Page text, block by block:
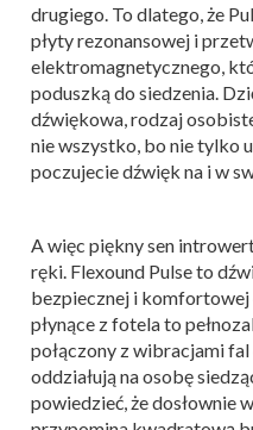
drugiego. To dlatego, że
płyty rezonansowej i
elektromagnetycznego,
poduszką do siedzenia.
dźwiękowa, rodzaj
nie wszystko, bo nie tylko
poczujecie dźwięk na i w
A więc piękny sen
ręki. Flexound Pulse to
bezpiecznej i
płynące z fotela to
połączony z wibracjami
oddziałują na osobę
powiedzieć, że dosłownie